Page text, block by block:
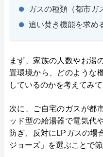
ガスの種類（都市ガ
追い焚き機能を求め
まず、家族の人数やお湯
置環境から、どのような
しているのかを考えてみて
次に、ご自宅のガスが都
ッド型の給湯器で電気代
防ぎ、反対にLPガスの場
ジョーズ」を選ぶことで